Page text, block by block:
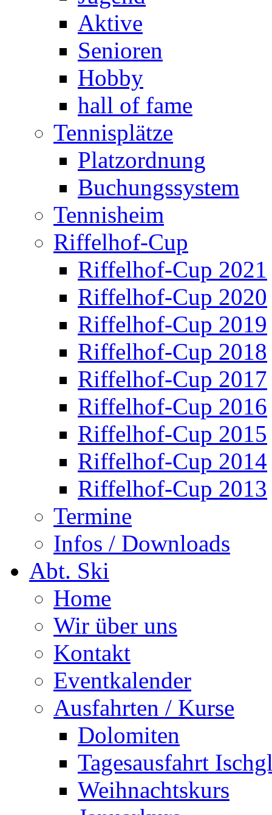
Aktive
Senioren
Hobby
hall of fame
Tennisplätze
Platzordnung
Buchungssystem
Tennisheim
Riffelhof-Cup
Riffelhof-Cup 2021
Riffelhof-Cup 2020
Riffelhof-Cup 2019
Riffelhof-Cup 2018
Riffelhof-Cup 2017
Riffelhof-Cup 2016
Riffelhof-Cup 2015
Riffelhof-Cup 2014
Riffelhof-Cup 2013
Termine
Infos / Downloads
Abt. Ski
Home
Wir über uns
Kontakt
Eventkalender
Ausfahrten / Kurse
Dolomiten
Tagesausfahrt
Weihnachtskurs